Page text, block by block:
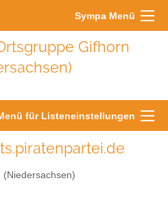
Sympa Menü
Gifhorn
für Listeneinstellungen